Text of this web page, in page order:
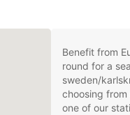
Benefit from
round for a
sweden/
choosing
one of our